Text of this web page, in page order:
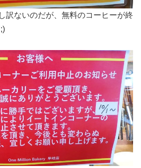
訳ないのだが、無料のコーヒーが終